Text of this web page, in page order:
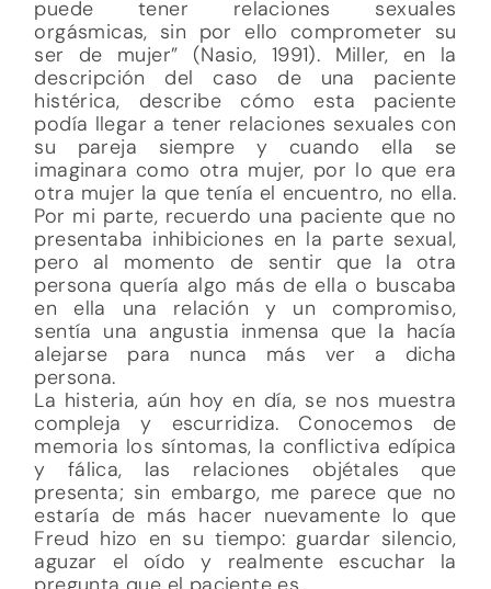
puede tener relaciones sexuales
orgásmicas, sin por ello comprometer su
ser de mujer” (Nasio, 1991). Miller, en la
descripción del caso de una paciente
histérica, describe cómo esta paciente
podía llegar a tener relaciones sexuales con
su pareja siempre y cuando ella se
imaginara como otra mujer, por lo que era
otra mujer la que tenía el encuentro, no ella.
Por mi parte, recuerdo una paciente que no
presentaba inhibiciones en la parte sexual,
pero al momento de sentir que la otra
persona quería algo más de ella o buscaba
en ella una relación y un compromiso,
sentía una angustia inmensa que la hacía
alejarse para nunca más ver a dicha
persona.
La histeria, aún hoy en día, se nos muestra
compleja y escurridiza. Conocemos de
memoria los síntomas, la conflictiva edípica
y fálica, las relaciones objétales que
presenta; sin embargo, me parece que no
estaría de más hacer nuevamente lo que
Freud hizo en su tiempo: guardar silencio,
aguzar el oído y realmente escuchar la